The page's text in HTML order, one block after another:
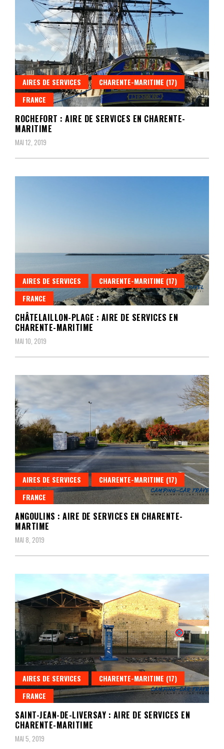
AIRES DE SERVICES
CHARENTE-MARITIME (17)
FRANCE
ROCHEFORT : AIRE DE SERVICES EN CHARENTE-
MARITIME
MAI 12, 2019
AIRES DE SERVICES
CHARENTE-MARITIME (17)
FRANCE
CHÂTELAILLON-PLAGE : AIRE DE SERVICES EN
CHARENTE-MARITIME
MAI 10, 2019
AIRES DE SERVICES
CHARENTE-MARITIME (17)
FRANCE
ANGOULINS : AIRE DE SERVICES EN CHARENTE-
MARTIME
MAI 8, 2019
AIRES DE SERVICES
CHARENTE-MARITIME (17)
FRANCE
SAINT-JEAN-DE-LIVERSAY : AIRE DE SERVICES EN
CHARENTE-MARITIME
MAI 5, 2019